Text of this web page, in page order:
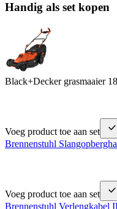
Handig als set kopen
Black+Decker grasmaaier
Voeg product toe aan set
Brennenstuhl
Voeg product toe aan set
Brennenstuhl Verlengkabel